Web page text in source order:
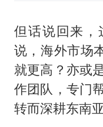
但话说回来，
说，海外市场
就更高？亦或
作团队，专门
转而深耕东南